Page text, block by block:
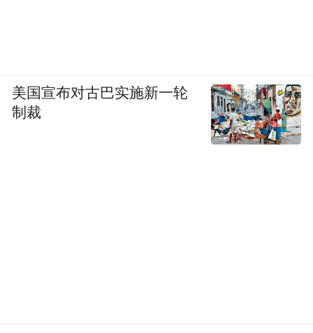
美国宣布对古巴实施新一轮
制裁